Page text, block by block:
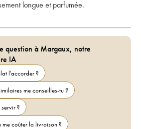
question à Margaux, notre
IA
l'accorder ?
me conseilles-tu ?
?
me coûter la livraison ?